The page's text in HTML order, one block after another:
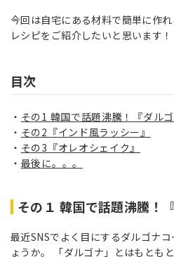
今回は自宅にある材料で簡単に作
レシピをご紹介したいと思います！
目次
その1 韓国で話題沸騰！『ダルゴ
その2『インド風ラッシー』
その3『オレオシェイク』
最後に。。。
その１ 韓国で話題沸騰！
最近SNSでよく目にするダルゴナ
ょうか。 「ダルゴナ」とはもとも